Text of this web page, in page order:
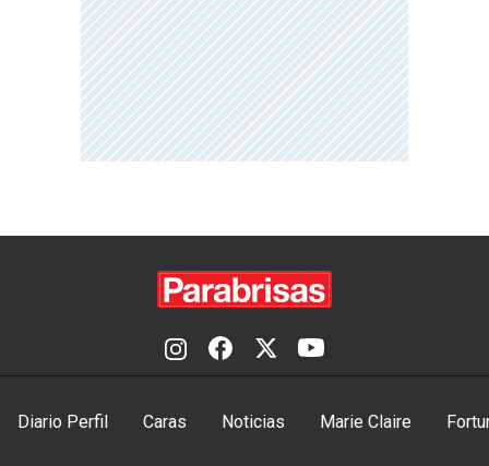
Diario Perfil Caras Noticias Marie Claire